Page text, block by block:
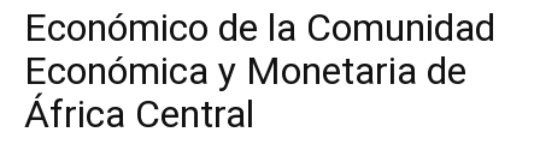
Económico de la Comunidad
Económica y Monetaria de
África Central